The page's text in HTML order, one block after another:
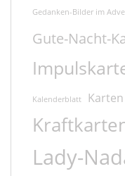
Gedanken-Bilder im
Gute-Nacht-
Kalenderblatt
Lady-